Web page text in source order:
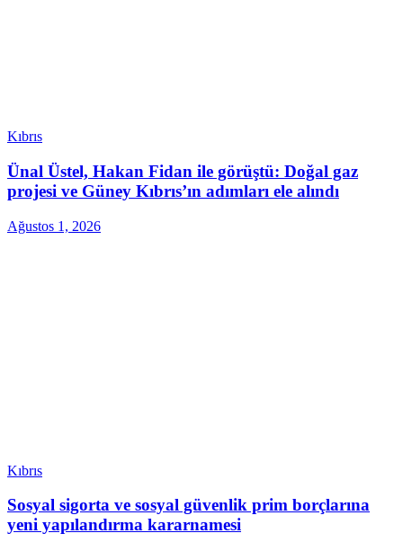
Kıbrıs
Ünal Üstel, Hakan Fidan ile görüştü: Doğal gaz
projesi ve Güney Kıbrıs’ın adımları ele alındı
Ağustos 1, 2026
Kıbrıs
Sosyal sigorta ve sosyal güvenlik prim borçlarına
yeni yapılandırma kararnamesi